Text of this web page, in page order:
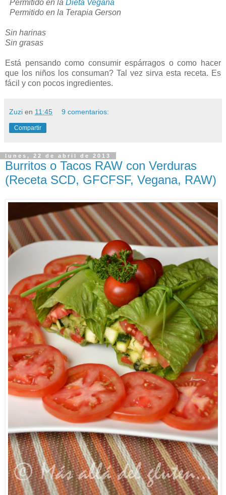
Permitido en la Dieta Vegana
Permitido en la Terapia Gerson
Sin harinas
Sin grasas
Está pensando como consumir espárragos o como hacer
que los niños los consuman? Tal vez sirva esta receta. Es
fácil y con pocos ingredientes.
Zuzi en 11:45 9 comentarios:
Compartir
lunes, 22 de abril de 2013
Burritos o Tacos RAW con Verduras
(Receta SCD, GFCFSF, Vegana, RAW)